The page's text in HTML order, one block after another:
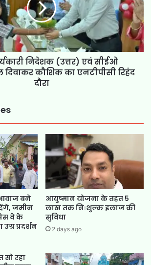
निदेशक (उत्तर) एवं सीईओ
कौशिक का एनटीपीसी रिहंद
दौरा
बने
देंगे, जमीन
वे के
प्रदर्शन
आयुष्मान योजना के तहत 5
लाख तक निःशुल्क इलाज की
सुविधा
2 days ago
रहा